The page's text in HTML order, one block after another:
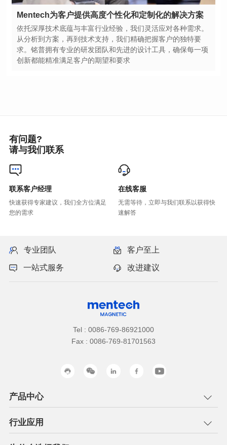
Mentech为客户提供高度个性化和定制化的解决方案
创新都能精准满足客户的期望和要求
有问题?
请与我们联系
联系客户经理
您的需求
在线客服
速解答
专业团队 客户至上
一站式服务 改进建议
Tel : 0086-769-86921000
Fax : 0086-769-81701563
产品中心
行业应用